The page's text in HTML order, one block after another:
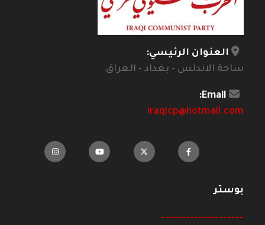
العنوان الرئيسي:
ساحة الاندلس - بغداد - العراق
Email:
iraqicp@hotmail.com
بوستر
--------------------